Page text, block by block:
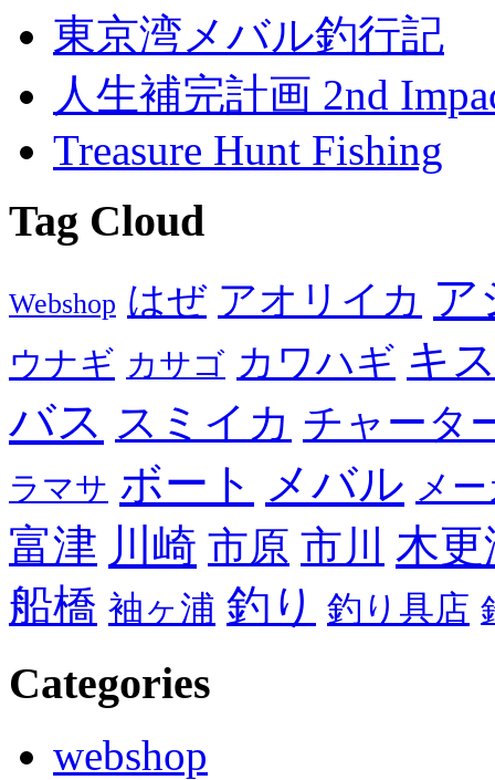
東京湾メバル釣行記
人生補完計画 2nd
Treasure Hunt Fishing
Tag Cloud
Webshop はぜ アオリイカ ア
ウナギ カサゴ カワハギ キ
バス スミイカ チャータ
ラマサ ボート メバル メ
富津 川崎 市原 市川 木更
船橋 袖ヶ浦 釣り 釣り具店
Categories
webshop